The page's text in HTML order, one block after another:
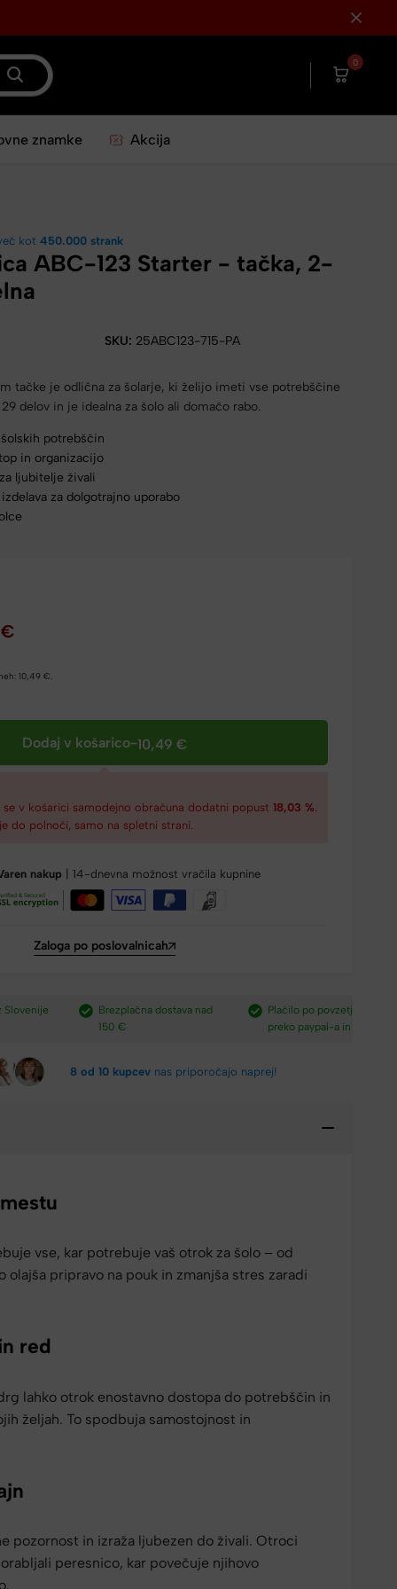
0
znamke Akcija
kot450.000 strank
ABC-123 Starter - tačka, 2-
SKU: 25ABC123-715-PA
tačke je odlična za šolarje, ki želijo imeti vse potrebščine
delov in je idealna za šolo ali domačo rabo.
potrebščin
in organizacijo
ljubitelje živali
za dolgotrajno uporabo
€
10,49€.
Dodaj v košarico-10,49 €
se v košarici samodejno obračuna dodatni popust18,03 %.
do polnoči, samo na spletni strani.
nakup | 14-dnevna možnost vračila kupnine
Zaloga po poslovalnicah
Brezplačna dostava nad
Plačilo po povzetju,
preko paypal-a in kartic.​
8 od 10 kupcevnas priporočajo naprej!
vse, kar potrebuje vaš otrok za šolo – od
olajša pripravo na pouk in zmanjša stres zaradi
red
lahko otrok enostavno dostopa do potrebščin in
željah. To spodbuja samostojnost in
pozornost in izraža ljubezen do živali. Otroci
peresnico, kar povečuje njihovo